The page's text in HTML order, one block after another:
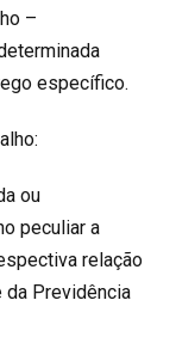
–
específico.
ou
peculiar a
relação
da Previdência